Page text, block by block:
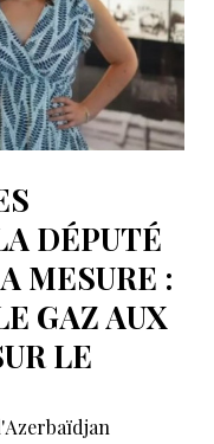
DÉPUTÉ
MESURE :
GAZ AUX
LE